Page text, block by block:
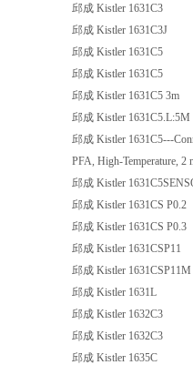
邱成 Kistler 1631C3
邱成 Kistler 1631C3J
邱成 Kistler 1631C5
邱成 Kistler 1631C5
邱成 Kistler 1631C5 3m
邱成 Kistler 1631C5.L:5M
邱成 Kistler 1631C5---
PFA, High-Temperature, 2
邱成 Kistler
邱成 Kistler 1631CS P0.2
邱成 Kistler 1631CS P0.3
邱成 Kistler 1631CSP11
邱成 Kistler 1631CSP11M
邱成 Kistler 1631L
邱成 Kistler 1632C3
邱成 Kistler 1632C3
邱成 Kistler 1635C